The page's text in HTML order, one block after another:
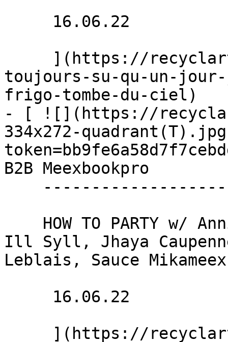
toujours-su-qu-un-
frigo-tombe-du-ciel)
- [ ![](https://
334x272-
B2B Meexbookpro
Ill Syll, Jhaya
Leblais, Sauce